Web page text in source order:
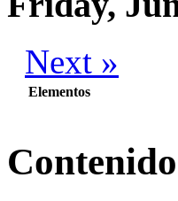
Next »
Elementos
Contenido